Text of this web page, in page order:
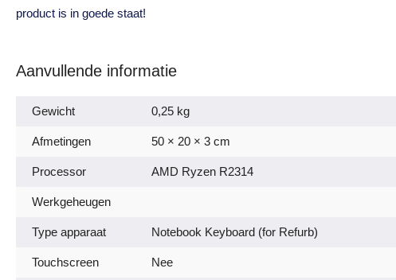
product is in goede staat!
Aanvullende informatie
Gewicht 0,25 kg
Afmetingen 50 × 20 × 3 cm
Processor AMD Ryzen R2314
Werkgeheugen
Type apparaat Notebook Keyboard (for Refurb)
Touchscreen Nee